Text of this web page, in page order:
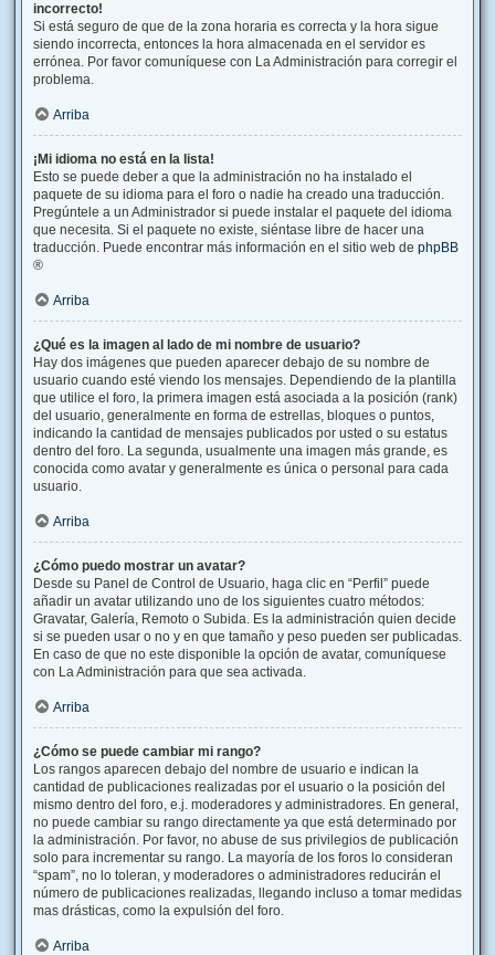
incorrecto!
Si está seguro de que de la zona horaria es correcta y la hora sigue
siendo incorrecta, entonces la hora almacenada en el servidor es
errónea. Por favor comuníquese con La Administración para corregir el
problema.
Arriba
¡Mi idioma no está en la lista!
Esto se puede deber a que la administración no ha instalado el
paquete de su idioma para el foro o nadie ha creado una traducción.
Pregúntele a un Administrador si puede instalar el paquete del idioma
que necesita. Si el paquete no existe, siéntase libre de hacer una
traducción. Puede encontrar más información en el sitio web de phpBB
®
Arriba
¿Qué es la imagen al lado de mi nombre de usuario?
Hay dos imágenes que pueden aparecer debajo de su nombre de
usuario cuando esté viendo los mensajes. Dependiendo de la plantilla
que utilice el foro, la primera imagen está asociada a la posición (rank)
del usuario, generalmente en forma de estrellas, bloques o puntos,
indicando la cantidad de mensajes publicados por usted o su estatus
dentro del foro. La segunda, usualmente una imagen más grande, es
conocida como avatar y generalmente es única o personal para cada
usuario.
Arriba
¿Cómo puedo mostrar un avatar?
Desde su Panel de Control de Usuario, haga clic en “Perfil” puede
añadir un avatar utilizando uno de los siguientes cuatro métodos:
Gravatar, Galería, Remoto o Subida. Es la administración quien decide
si se pueden usar o no y en que tamaño y peso pueden ser publicadas.
En caso de que no este disponible la opción de avatar, comuníquese
con La Administración para que sea activada.
Arriba
¿Cómo se puede cambiar mi rango?
Los rangos aparecen debajo del nombre de usuario e indican la
cantidad de publicaciones realizadas por el usuario o la posición del
mismo dentro del foro, e.j. moderadores y administradores. En general,
no puede cambiar su rango directamente ya que está determinado por
la administración. Por favor, no abuse de sus privilegios de publicación
solo para incrementar su rango. La mayoría de los foros lo consideran
“spam”, no lo toleran, y moderadores o administradores reducirán el
número de publicaciones realizadas, llegando incluso a tomar medidas
mas drásticas, como la expulsión del foro.
Arriba